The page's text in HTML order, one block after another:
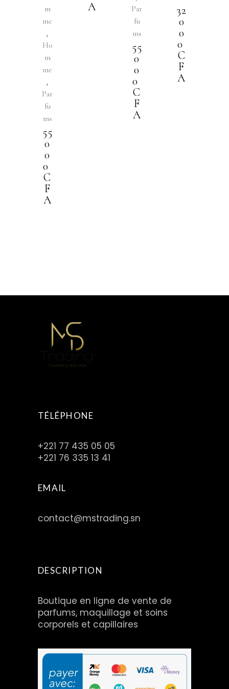
m
me
,
Ho
m
me
,
Par
fu
ms
55
0
0
0
C
F
A
A
Par
fu
ms
55
0
0
0
C
F
A
32
0
0
0
C
F
A
TÉLÉPHONE
+221 77 435 05 05
+221 76 335 13 41
EMAIL
contact@mstrading.sn
DESCRIPTION
Boutique en ligne de vente de
parfums, maquillage et soins
corporels et capillaires